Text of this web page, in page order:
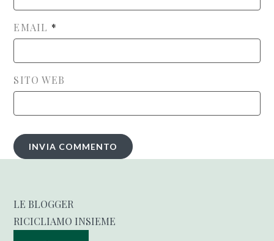
EMAIL *
SITO WEB
LE BLOGGER
RICICLIAMO INSIEME